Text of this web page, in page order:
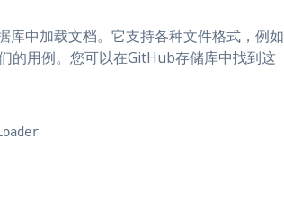
中加载文档。它支持各种文件格式，例如
的用例。您可以在GitHub存储库中找到这